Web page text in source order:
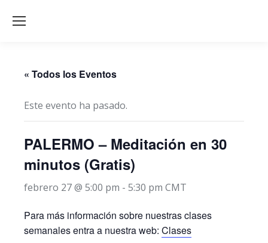
« Todos los Eventos
Este evento ha pasado.
PALERMO – Meditación en 30
minutos (Gratis)
febrero 27 @ 5:00 pm - 5:30 pm CMT
Para más información sobre nuestras clases
semanales entra a nuestra web: Clases